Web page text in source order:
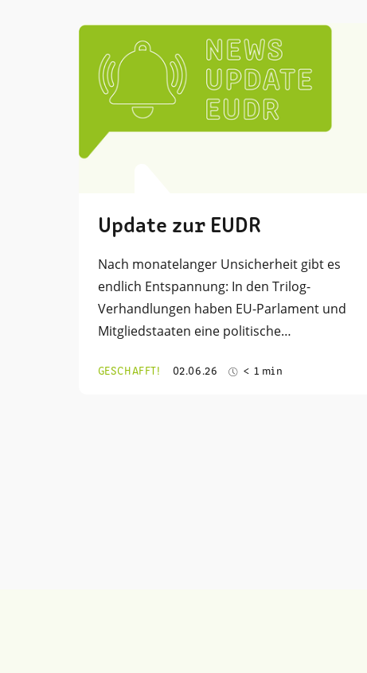
Update zur EUDR
Nach monatelanger Unsicherheit gibt es
endlich Entspannung: In den Trilog-
Verhandlungen haben EU-Parlament und
Mitgliedstaaten eine politische…
GESCHAFFT! 02.06.26 < 1 min